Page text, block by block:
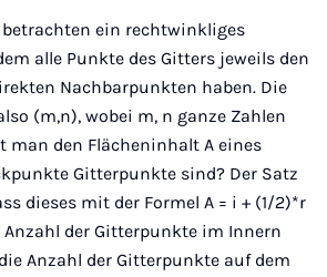
ein rechtwinkliges
alle Punkte des Gitters jeweils den
Nachbarpunkten haben. Die
(m,n), wobei m, n ganze Zahlen
man den Flächeninhalt A eines
Gitterpunkte sind? Der Satz
dieses mit der Formel A = i + (1/2)*r
Anzahl der Gitterpunkte im Innern
Anzahl der Gitterpunkte auf dem